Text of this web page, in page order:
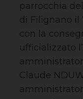
parrocchia
di Filignano il
con la
ufficializzato
Claude